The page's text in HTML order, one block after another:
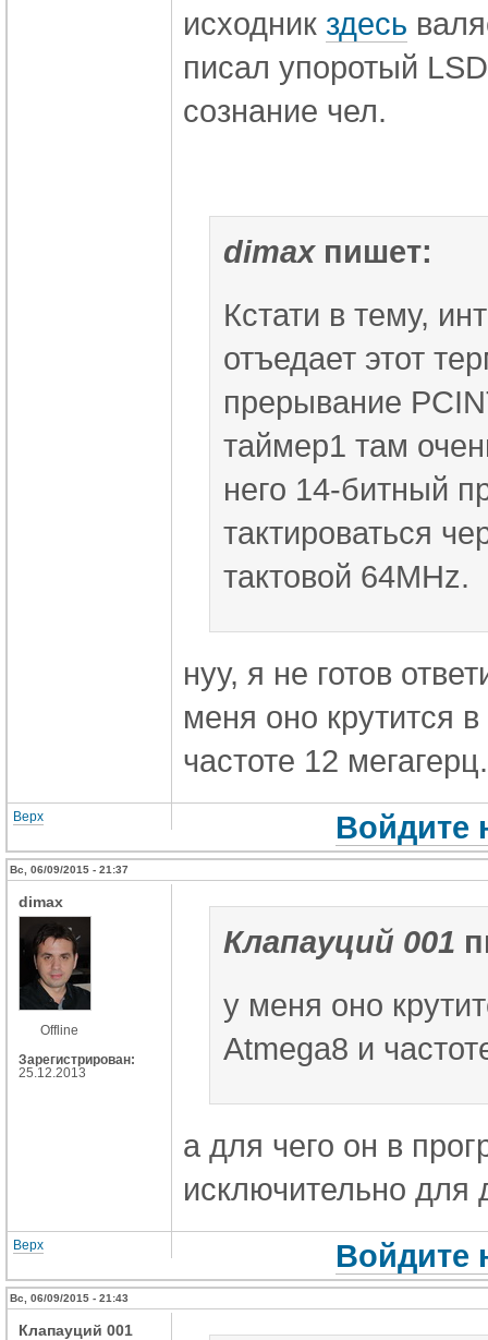
исходник здесь
писал упоротый
сознание чел.
dimaxпишет:
Кстати в тему,
отъедает этот
прерывание
таймер1 там
него 14-битный
тактироваться
тактовой 64MHz.
нуу, я не готов
меня оно крутится
частоте 12 мегагерц.
Верх Войдите
Вс, 06/09/2015 - 21:37
dimax
Offline
Зарегистрирован:
25.12.2013
Клапауций 001
у меня оно
Atmega8 и
а для чего он в
исключительно для
Верх Войдите
Вс, 06/09/2015 - 21:43
Клапауций 001